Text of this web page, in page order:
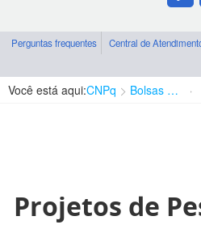
Perguntas frequentes Central de
Você está aqui:CNPq Bolsas e Auxílios Vigentes
Projetos de